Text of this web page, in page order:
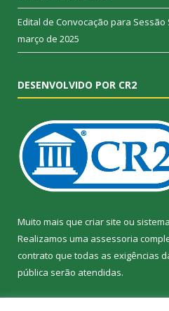
Edital de Convocação para Sessão
março de 2025
DESENVOLVIDO POR CR2
Muito mais que criar site ou
Realizamos uma assessoria
contrato que todas as exigências
pública serão atendidas.